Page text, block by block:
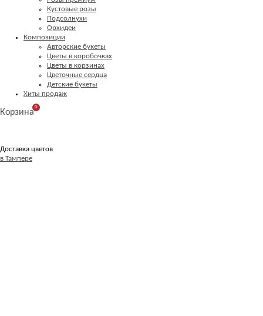
Кустовые розы
Подсолнухи
Орхидеи
Композиции
Авторские букеты
Цветы в коробочках
Цветы в корзинах
Цветочные сердца
Детские букеты
Хиты продаж
Корзина
0
Доставка цветов
в Тампере